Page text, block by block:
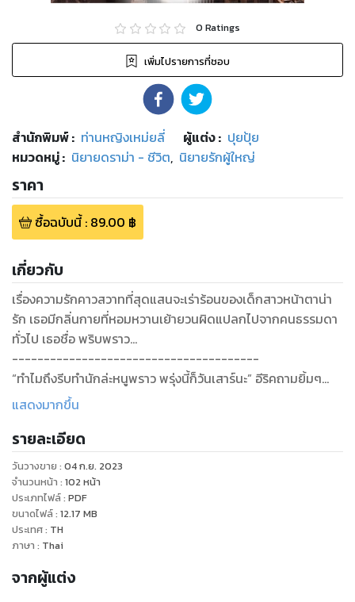
0 Ratings
เพิ่มไปรายการที่ชอบ
สำนักพิมพ์: ท่านหญิงเหม่ยลี่ ผู้แต่ง : ปุยปุ้ย
หมวดหมู่: นิยายดราม่า - ชีวิต, นิยายรักผู้ใหญ่
ราคา
ซื้อฉบับนี้: 89.00 ฿
เกี่ยวกับ
เรื่องความรักคาวสวาทที่สุดแสนจะเร่าร้อนของเด็กสาวหน้าตาน่า
รัก เธอมีกลิ่นกายที่หอมหวานเย้ายวนผิดแปลกไปจากคนธรรมดา
ทั่วไป เธอชื่อ พริบพราว...
---------------------------------------
“ทำไมถึงรีบทำนักล่ะหนูพราว พรุ่งนี้ก็วันเสาร์นะ” อีริคถามยิ้มๆ
เอ็นดูพริบพราวมาก พริบพราวคลานไปกอดขาอีริคอย่างออดอ้อน
พริบพราวก็ยังชอบทำแบบนี้กับอีริคเสมอ ในขณะที่อีริคมองเธอนิ่ง
หัวใจเขาอ่อนยวบ และรู้สึกได้ถึงความตื่นตัวของบางสิ่งภายใน
กางเกงของตัวเอง พริบพราวไม่ได้รู้เลยว่าหน้าอกอวบๆเกินเด็ก
ของเธอที่กำลังถูไถบดเบียดขาของเขาพาให้ใจของหนุ่มใหญ่อย่าง
อีริคเตลิดไปไกลแค่ไหน
แสดงมากขึ้น
รายละเอียด
วันวางขาย : 04 ก.ย. 2023
จำนวนหน้า : 102 หน้า
ประเภทไฟล์: PDF
ขนาดไฟล์: 12.17 MB
ประเทศ: TH
ภาษา : Thai
จากผู้แต่ง